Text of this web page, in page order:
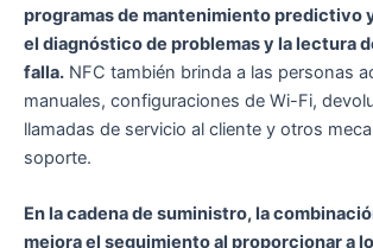
programas de mantenimiento predictivo
el diagnóstico de problemas y la lectura
falla. NFC también brinda a las personas
manuales, configuraciones de Wi-Fi,
llamadas de servicio al cliente y otros
soporte.
En la cadena de suministro, la
mejora el seguimiento al proporcionar a